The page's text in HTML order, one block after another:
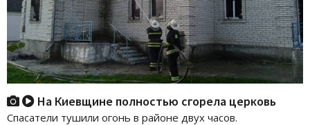
На Киевщине полностью сгорела церковь
Спасатели тушили огонь в районе двух часов.